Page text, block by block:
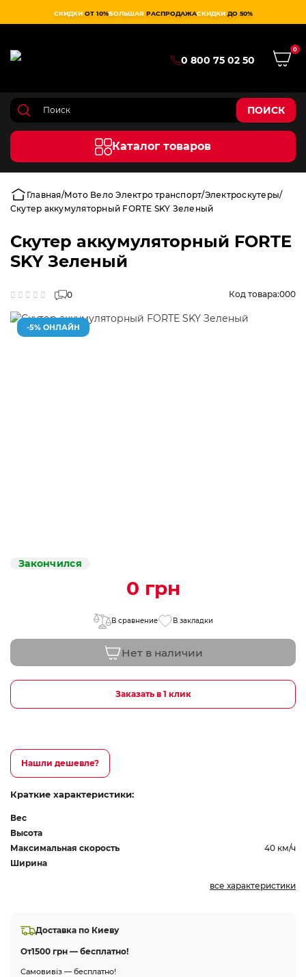
СКИДКИ ОТ 10%БОЛЬШАЯ РАСПРОДАЖАСКИДКИ ДО 50%
0 800 75 02 50
0
ПОИСК
Каталог товаров
Главная Мото Вело Электро транспорт Электроскутеры
Скутер аккумуляторный FORTE SKY Зеленый
Скутер аккумуляторный FORTE
SKY Зеленый
0 Код товара:000
-5% ОНЛАЙН
Закончился
0 грн
В сравнение В закладки
Нет в наличии
Заказать в 1 клик
Нашли дешевле?
Краткие характеристики:
Вес
Высота
Максимальная скорость
40 км/ч
Ширина
все характеристики
Доставка по Киеву
От1500 грн — бесплатно!
Самовивіз — бесплатно!